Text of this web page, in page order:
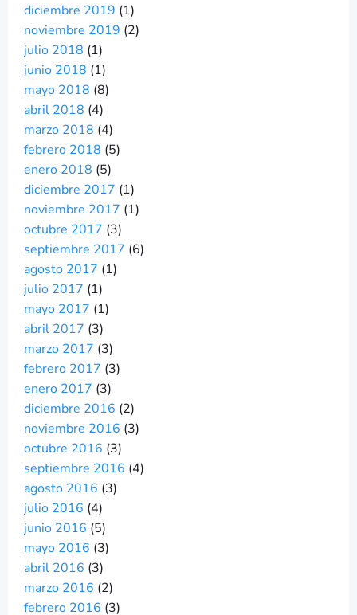
diciembre 2019 (1)
noviembre 2019 (2)
julio 2018 (1)
junio 2018 (1)
mayo 2018 (8)
abril 2018 (4)
marzo 2018 (4)
febrero 2018 (5)
enero 2018 (5)
diciembre 2017 (1)
noviembre 2017 (1)
octubre 2017 (3)
septiembre 2017 (6)
agosto 2017 (1)
julio 2017 (1)
mayo 2017 (1)
abril 2017 (3)
marzo 2017 (3)
febrero 2017 (3)
enero 2017 (3)
diciembre 2016 (2)
noviembre 2016 (3)
octubre 2016 (3)
septiembre 2016 (4)
agosto 2016 (3)
julio 2016 (4)
junio 2016 (5)
mayo 2016 (3)
abril 2016 (3)
marzo 2016 (2)
febrero 2016 (3)